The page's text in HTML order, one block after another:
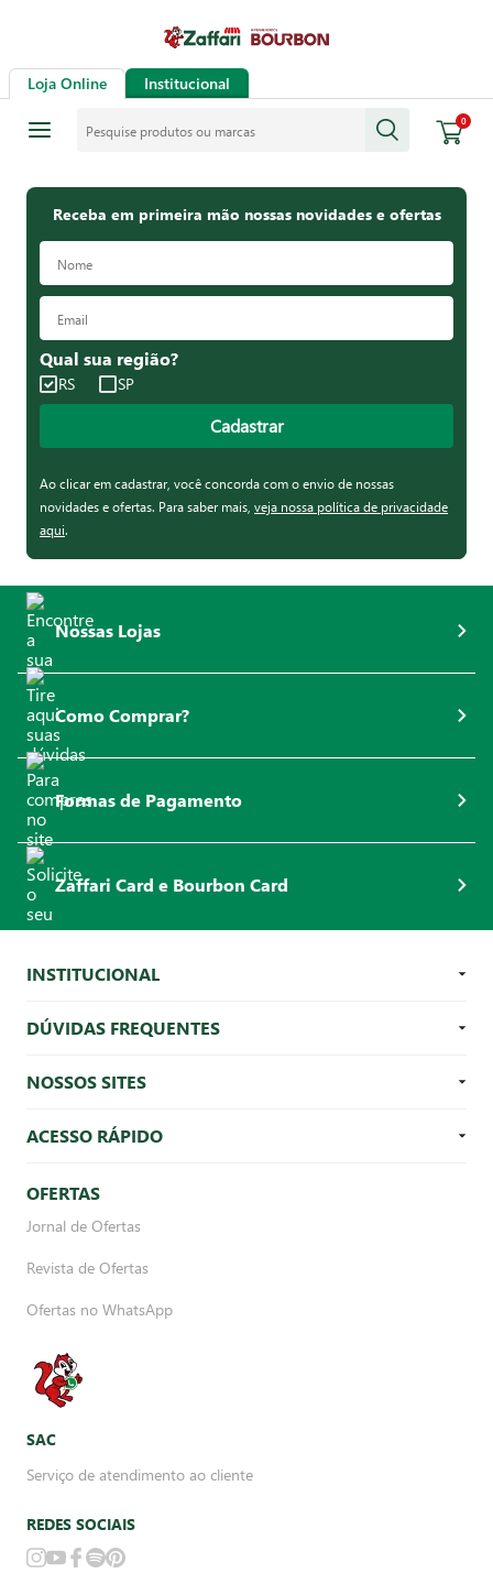
Loja Online Institucional
0
Receba em primeira mão nossas novidades e ofertas
Qual sua região?
RS SP
Cadastrar
Ao clicar em cadastrar, você concorda com o envio de nossas
novidades e ofertas. Para saber mais, veja nossa política de privacidade
aqui.
Nossas Lojas
Como Comprar?
Formas de Pagamento
Zaffari Card e Bourbon Card
INSTITUCIONAL
DÚVIDAS FREQUENTES
NOSSOS SITES
ACESSO RÁPIDO
OFERTAS
Jornal de Ofertas
Revista de Ofertas
Ofertas no WhatsApp
SAC
Serviço de atendimento ao cliente
REDES SOCIAIS